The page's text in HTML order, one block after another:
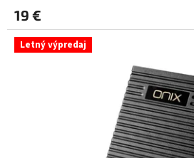
19 €
Letný výpredaj